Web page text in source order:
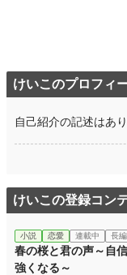
けいこのプロフィ
自己紹介の記述はあ
けいこの登録コン
小説 恋愛 連載中 長編
春の桜と君の声～自
強くなる～